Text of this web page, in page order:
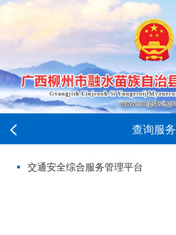
查询服务
交通安全综合服务管理平台